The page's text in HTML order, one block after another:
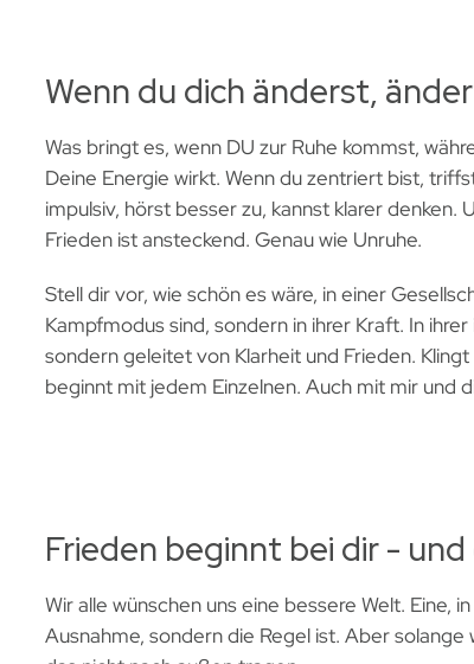
Wenn du dich änderst,
Was bringt es, wenn DU zur Ruhe kommst,
Deine Energie wirkt. Wenn du zentriert bist,
impulsiv, hörst besser zu, kannst klarer denken.
Frieden ist ansteckend. Genau wie Unruhe.
Stell dir vor, wie schön es wäre, in einer
Kampfmodus sind, sondern in ihrer Kraft. In
sondern geleitet von Klarheit und Frieden.
beginnt mit jedem Einzelnen. Auch mit mir und
Frieden beginnt bei dir -
Wir alle wünschen uns eine bessere Welt. Eine,
Ausnahme, sondern die Regel ist. Aber